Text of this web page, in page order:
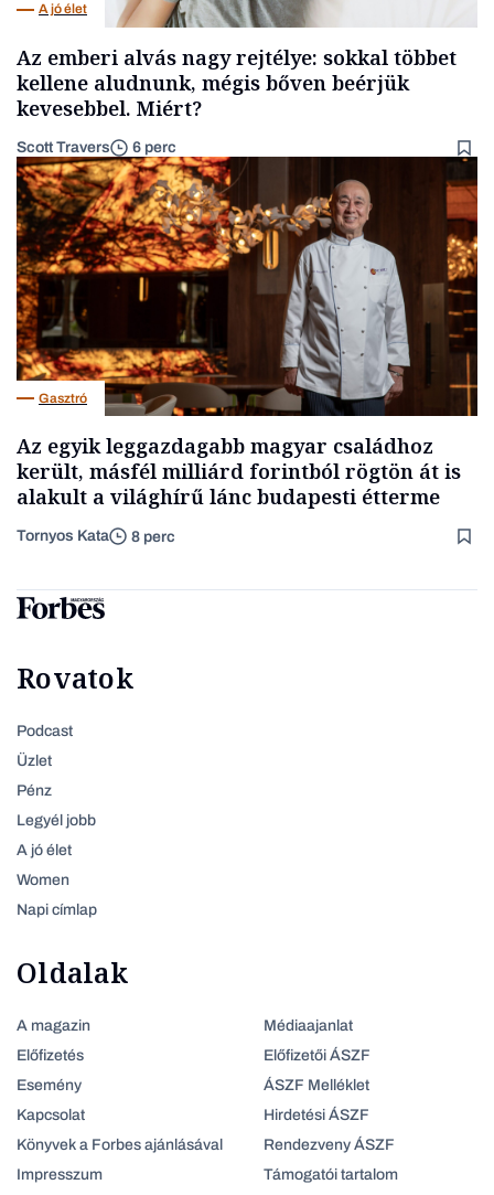
A jó élet
Az emberi alvás nagy rejtélye: sokkal többet
kellene aludnunk, mégis bőven beérjük
kevesebbel. Miért?
Scott Travers 6 perc
Gasztró
Az egyik leggazdagabb magyar családhoz
került, másfél milliárd forintból rögtön át is
alakult a világhírű lánc budapesti étterme
Tornyos Kata 8 perc
Rovatok
Podcast
Üzlet
Pénz
Legyél jobb
A jó élet
Women
Napi címlap
Oldalak
A magazin
Előfizetés
Esemény
Kapcsolat
Könyvek a Forbes ajánlásával
Impresszum
Médiaajanlat
Előfizetői ÁSZF
ÁSZF Melléklet
Hirdetési ÁSZF
Rendezveny ÁSZF
Támogatói tartalom